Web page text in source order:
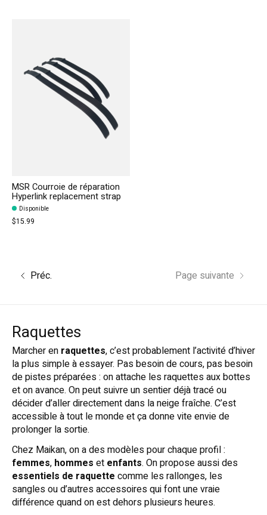
MSR Courroie de réparation
Hyperlink replacement strap
Disponible
$15.99
Préc. Page suivante
Raquettes
Marcher en raquettes, c’est probablement l’activité d’hiver
la plus simple à essayer. Pas besoin de cours, pas besoin
de pistes préparées : on attache les raquettes aux bottes
et on avance. On peut suivre un sentier déjà tracé ou
décider d’aller directement dans la neige fraîche. C’est
accessible à tout le monde et ça donne vite envie de
prolonger la sortie.
Chez Maikan, on a des modèles pour chaque profil :
femmes, hommes et enfants. On propose aussi des
essentiels de raquette comme les rallonges, les
sangles ou d’autres accessoires qui font une vraie
différence quand on est dehors plusieurs heures.